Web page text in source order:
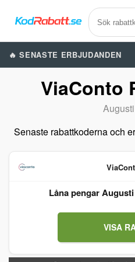
🔥 SENASTE ERBJUDANDEN
ViaConto
Senaste rabattkoderna och
Låna pengar
VISA